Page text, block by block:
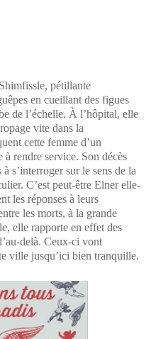
pétillante
en cueillant des figues
de l’échelle. À l’hôpital, elle
vite dans la
cette femme d’un
rendre service. Son décès
s’interroger sur le sens de la
C’est peut-être Elner elle-
les réponses à leurs
les morts, à la grande
elle rapporte en effet des
delà. Ceux-ci vont
ville jusqu’ici bien tranquille.